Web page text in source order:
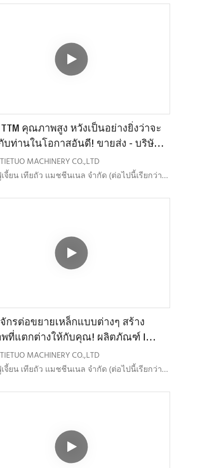
ดอายุการใช้งานของเครื่องยก แต่ยังช่วยเพิ่ม
าพในการทำงานอีกด้วย
ก็บหินร้อนขนาดใหญ่ช่วยให้การทำงานสะดวกยิ่ง
ควบคุมด้วยคอมพิวเตอร์ สามารถสลับโหมด
ทำให้การใช้งานง่ายและปลอดภัย
อกแบบแบบโมดูลาร์โดยรวมทำให้การขนส่งและ
สะดวกและรวดเร็วยิ่งขึ้น
จัดหาอุปกรณ์คุณภาพสูงและทีมงานมืออาชีพเพื่อ
คุณภาพสูง หวังเป็นอย่างยิ่งว่าจะ
บท่านในโอกาสอันดี! ขายส่ง - บริษัท
แมชชีนเนล จำกัด
MACHINERY CO.,LTD
จี้ยน เทียถัว แมชชีนเนล จำกัด (ต่อไปนี้เรียกว่า
มแอสฟัลต์ ผลิตภัณฑ์ดังกล่าวได้แก่ โรงงานผสม
โรงงานรีไซเคิลแอสฟัลต์ร้อน โรงงานรีไซเคิล
ต์เย็น โรงงานผสมปูนแห้ง และอุปกรณ์บดและคัด
จักรต่อขยายเหล็กแบบต่างๆ สร้าง
ที่แตกต่างให้กับคุณ! ผลิตภัณฑ์ |
นผลิตแอสฟัลต์ TTM
MACHINERY CO.,LTD
จี้ยน เทียถัว แมชชีนเนล จำกัด (ต่อไปนี้เรียกว่า
มแอสฟัลต์ ผลิตภัณฑ์ดังกล่าวได้แก่ โรงงานผสม
โรงงานรีไซเคิลแอสฟัลต์ร้อน โรงงานรีไซเคิล
ต์เย็น โรงงานผสมปูนแห้ง และอุปกรณ์บดและคัด